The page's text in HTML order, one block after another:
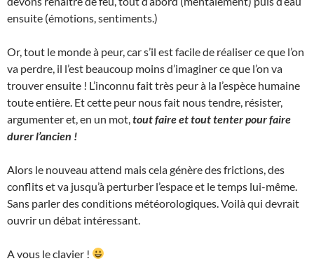
ensuite (émotions, sentiments.)
Or, tout le monde à peur, car s’il est facile de réaliser ce que l’on
va perdre, il l’est beaucoup moins d’imaginer ce que l’on va
trouver ensuite ! L’inconnu fait très peur à la l’espèce humaine
toute entière. Et cette peur nous fait nous tendre, résister,
argumenter et, en un mot, tout faire et tout tenter pour faire
durer l’ancien !
Alors le nouveau attend mais cela génère des frictions, des
conflits et va jusqu’à perturber l’espace et le temps lui-même.
Sans parler des conditions météorologiques. Voilà qui devrait
ouvrir un débat intéressant.
A vous le clavier !